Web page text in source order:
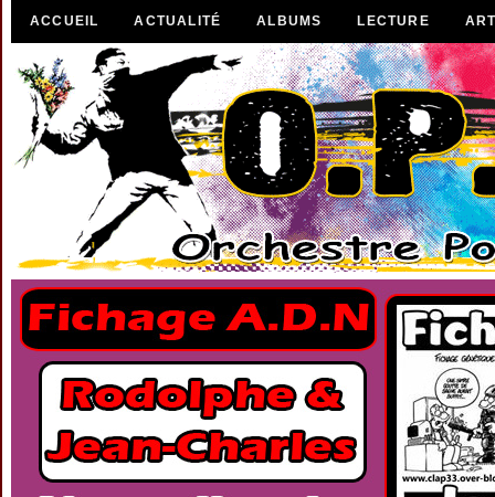
ACCUEIL ACTUALITÉ ALBUMS LECTURE